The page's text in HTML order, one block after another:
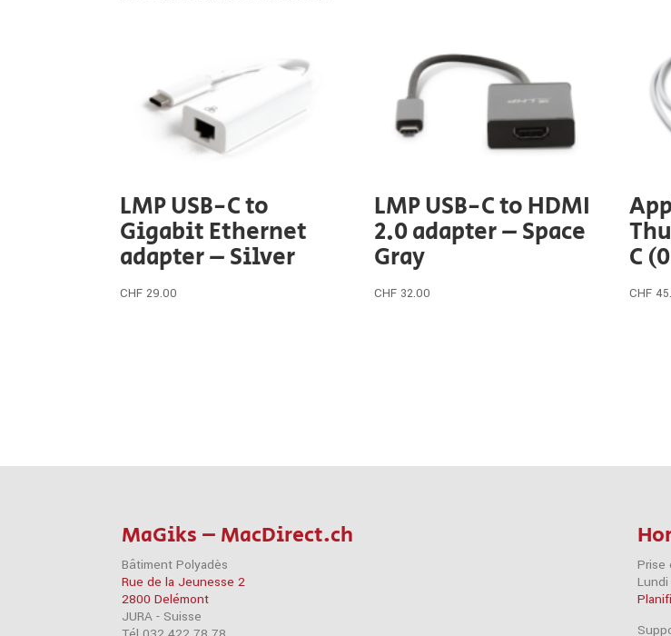
LMP USB-C to
Gigabit Ethernet
adapter – Silver
CHF 29.00
LMP USB-C to HDMI
2.0 adapter – Space
Gray
CHF 32.00
C
CHF
MaGiks – MacDirect.ch
Bâtiment Polyadès
Rue de la Jeunesse 2
2800 Delémont
JURA - Suisse
Prise